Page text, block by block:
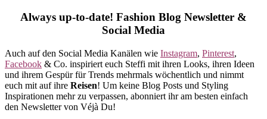
Always up-to-date! Fashion Blog Newsletter &
Social Media
Auch auf den Social Media Kanälen wie Instagram, Pinterest,
Facebook & Co. inspiriert euch Steffi mit ihren Looks, ihren Ideen
und ihrem Gespür für Trends mehrmals wöchentlich und nimmt
euch mit auf ihre Reisen! Um keine Blog Posts und Styling
Inspirationen mehr zu verpassen, abonniert ihr am besten einfach
den Newsletter von Véjà Du!